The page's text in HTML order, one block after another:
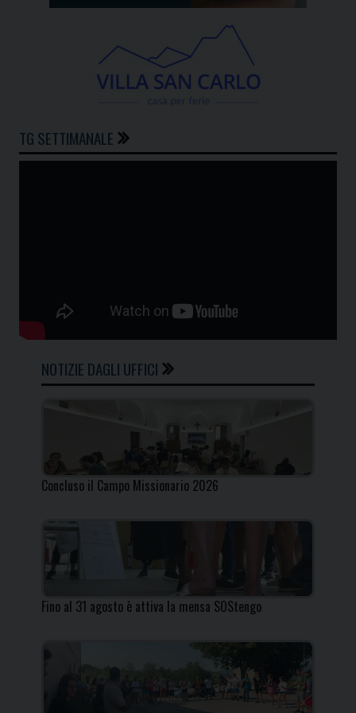
TG SETTIMANALE
NOTIZIE DAGLI UFFICI
Concluso il Campo Missionario 2026
Fino al 31 agosto è attiva la mensa SOStengo